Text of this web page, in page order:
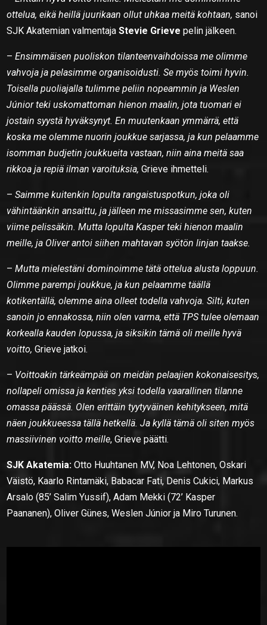
ottelua, eikä heillä juurikaan ollut uhkaa meitä kohtaan, sanoi
SJK Akatemian valmentajaStevie Grieve pelin jälkeen.
–Ensimmäisen puoliskon tilanteenvaihdoissa me olimme
vahvoja ja pelasimme organisoidusti. Se myös toimi hyvin.
Toisella puoliajalla tulimme peliin nopeammin ja Weslen
Júnior teki uskomattoman hienon maalin, jota tuomari ei
jostain syystä hyväksynyt. En muutenkaan ymmärrä, että
koska me olemme nuorin joukkue sarjassa, ja kun pelaamme
isomman budjetin joukkueita vastaan, niin aina meitä saa
rikkoa ja repiä ilman varoituksia, Grieve ihmetteli.
–Saimme kuitenkin lopulta rangaistuspotkun, joka oli
vähintäänkin ansaittu, ja jälleen me missasimme sen, kuten
viime pelissäkin. Mutta lopulta Kasper teki hienon maalin
meille, ja Oliver antoi siihen mahtavan syötön linjan taakse.
–Mutta mielestäni dominoimme tätä ottelua alusta loppuun.
Olimme parempi joukkue, ja kun pelaamme täällä
kotikentällä, olemme aina olleet todella vahvoja. Silti, kuten
sanoin jo ennakossa, niin olen varma, että TPS tulee olemaan
korkealla kauden lopussa, ja siksikin tämä oli meille hyvä
voitto, Grieve jatkoi.
– Voittoakin tärkeämpää on meidän pelaajien kokonaisesitys,
nollapeli omissa ja kenties yksi todella vaarallinen tilanne
omassa päässä. Olen erittäin tyytyväinen kehitykseen, mitä
näen joukkueessa tällä hetkellä. Ja kyllä tämä oli siten myös
massiivinen voitto meille, Grieve päätti.
SJK Akatemia: Otto Huuhtanen MV, Noa Lehtonen, Oskari
Väistö, Kaarlo Rintamäki, Babacar Fati, Denis Cukici, Markus
Arsalo (85’ Salim Yussif), Adam Mekki (72’ Kasper
Paananen), Oliver Günes, Weslen Júnior ja Miro Turunen.